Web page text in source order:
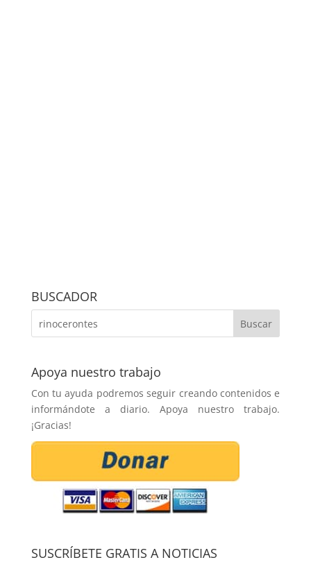
BUSCADOR
Apoya nuestro trabajo
Con tu ayuda podremos seguir creando contenidos e
informándote a diario. Apoya nuestro trabajo.
¡Gracias!
SUSCRÍBETE GRATIS A NOTICIAS